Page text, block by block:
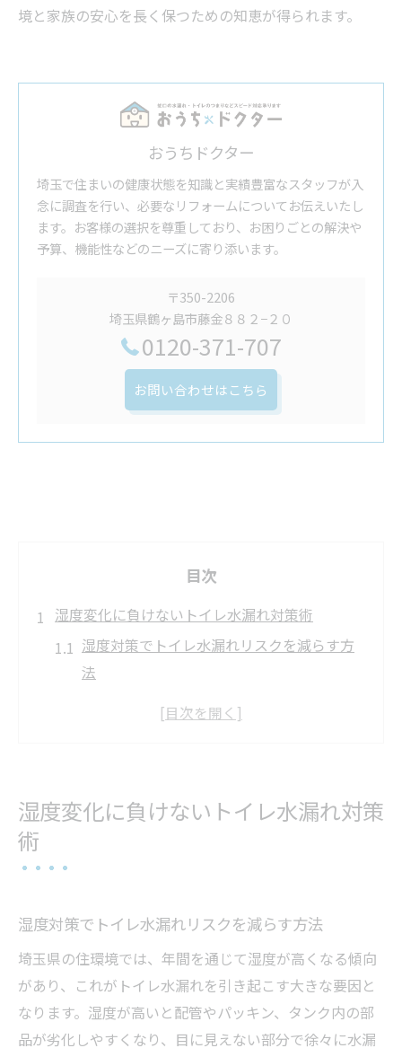
境と家族の安心を長く保つための知恵が得られます。
おうちドクター
埼玉で住まいの健康状態を知識と実績豊富なスタッフが入
念に調査を行い、必要なリフォームについてお伝えいたし
ます。お客様の選択を尊重しており、お困りごとの解決や
予算、機能性などのニーズに寄り添います。
〒350-2206
埼玉県鶴ヶ島市藤金８８２−２０
0120-371-707
お問い合わせはこちら
目次
湿度変化に負けないトイレ水漏れ対策術
湿度対策でトイレ水漏れリスクを減らす方
法
トイレ水漏れ防ぐための換気と除湿のコツ
理由
トイレ水漏れを早期発見するチェックポイ
簡単点検で防ぐトイレ水漏れの基本ルール
トイレ水漏れ確認の習慣化が安心を守る理
湿度変化に負けないトイレ水漏れ対策
術
湿度対策でトイレ水漏れリスクを減らす方法
埼玉県の住環境では、年間を通じて湿度が高くなる傾向
があり、これがトイレ水漏れを引き起こす大きな要因と
なります。湿度が高いと配管やパッキン、タンク内の部
品が劣化しやすくなり、目に見えない部分で徐々に水漏